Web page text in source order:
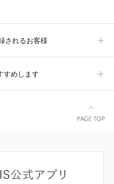
されるお客様
すめします